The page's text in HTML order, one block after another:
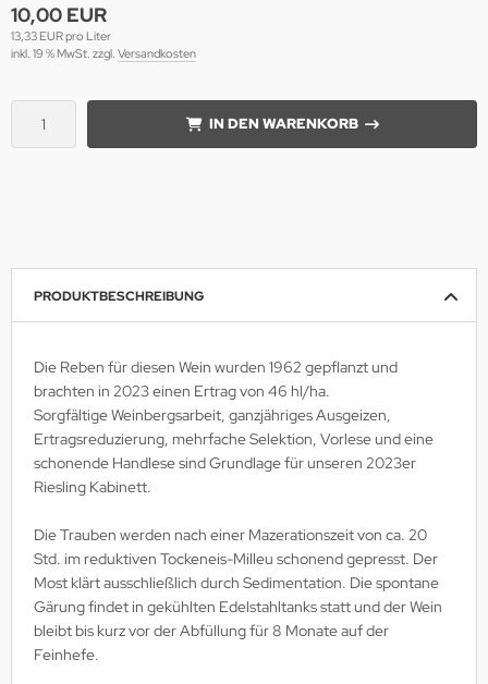
10,00 EUR
13,33 EUR pro Liter
inkl. 19 % MwSt. zzgl. Versandkosten
IN DEN WARENKORB
PRODUKTBESCHREIBUNG
Die Reben für diesen Wein wurden 1962 gepflanzt und
brachten in 2023 einen Ertrag von 46 hl/ha.
Sorgfältige Weinbergsarbeit, ganzjähriges Ausgeizen,
Ertragsreduzierung, mehrfache Selektion, Vorlese und eine
schonende Handlese sind Grundlage für unseren 2023er
Riesling Kabinett.
Die Trauben werden nach einer Mazerationszeit von ca. 20
Std. im reduktiven Tockeneis-Milleu schonend gepresst. Der
Most klärt ausschließlich durch Sedimentation. Die spontane
Gärung findet in gekühlten Edelstahltanks statt und der Wein
bleibt bis kurz vor der Abfüllung für 8 Monate auf der
Feinhefe.